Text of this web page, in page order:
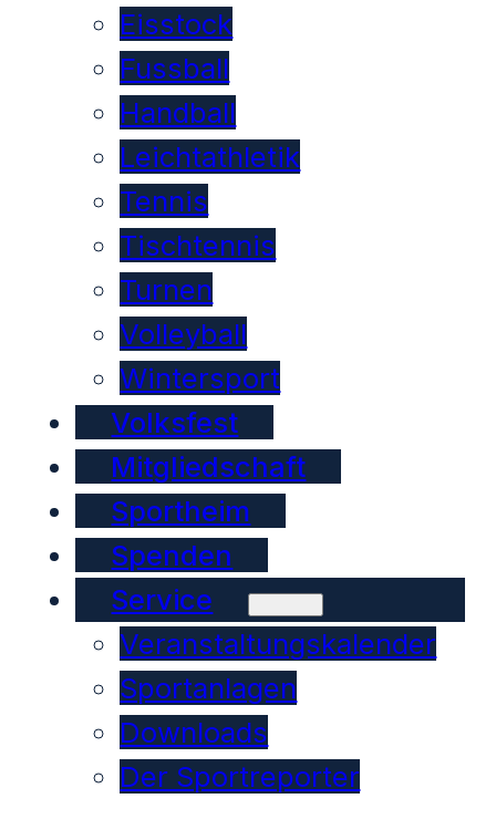
Eisstock
Fussball
Handball
Leichtathletik
Tennis
Tischtennis
Turnen
Volleyball
Wintersport
Volksfest
Mitgliedschaft
Sportheim
Spenden
Service
Veranstaltungskalender
Sportanlagen
Downloads
Der Sportreporter